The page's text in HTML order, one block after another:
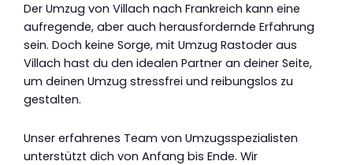
Der Umzug von Villach nach Frankreich kann eine
aufregende, aber auch herausfordernde Erfahrung
sein. Doch keine Sorge, mit Umzug Rastoder aus
Villach hast du den idealen Partner an deiner Seite,
um deinen Umzug stressfrei und reibungslos zu
gestalten.
Unser erfahrenes Team von Umzugsspezialisten
unterstützt dich von Anfang bis Ende. Wir